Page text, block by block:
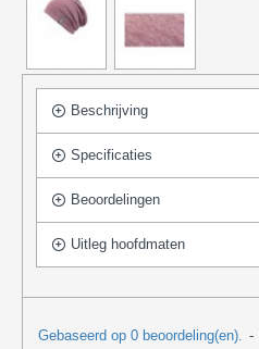
Beschrijving
Specificaties
Beoordelingen
Uitleg hoofdmaten
Gebaseerd op 0 beoordeling(en). -